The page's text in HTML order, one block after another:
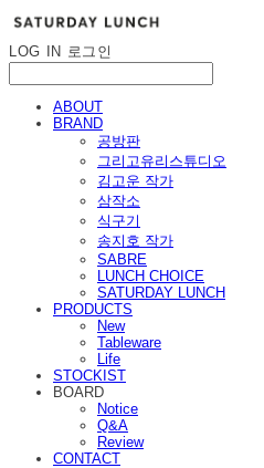
LOG IN 로그인
ABOUT
BRAND
공방판
그리고유리스튜디오
김고운 작가
삼작소
식구기
송지호 작가
SABRE
LUNCH CHOICE
SATURDAY LUNCH
PRODUCTS
New
Tableware
Life
STOCKIST
BOARD
Notice
Q&A
Review
CONTACT